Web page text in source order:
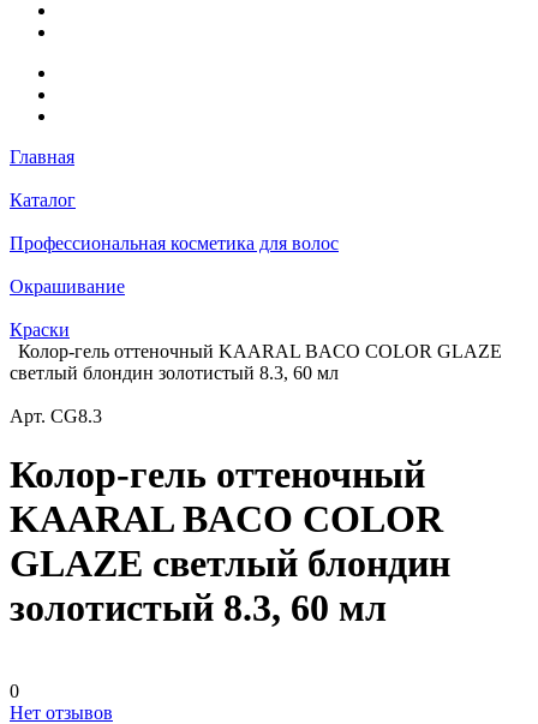
Главная
Каталог
Профессиональная косметика для волос
Окрашивание
Краски
Колор-гель оттеночный KAARAL BACO COLOR GLAZE
светлый блондин золотистый 8.3, 60 мл
Арт. CG8.3
Колор-гель оттеночный
KAARAL BACO COLOR
GLAZE светлый блондин
золотистый 8.3, 60 мл
0
Нет отзывов